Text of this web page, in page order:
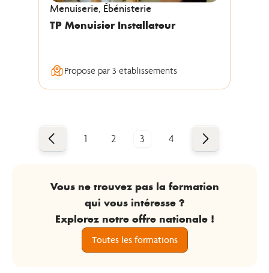
Menuiserie, Ébénisterie
TP Menuisier Installateur
Proposé par 3 établissements
Précédent1 2 3 4 Suivant
Vous ne trouvez pas la formation
qui vous intéresse ?
Explorez notre offre nationale !
Toutes les formations